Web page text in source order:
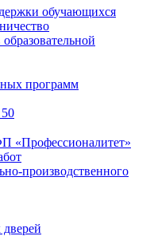
обучающихся
программ
«Профессионалитет»
производственного